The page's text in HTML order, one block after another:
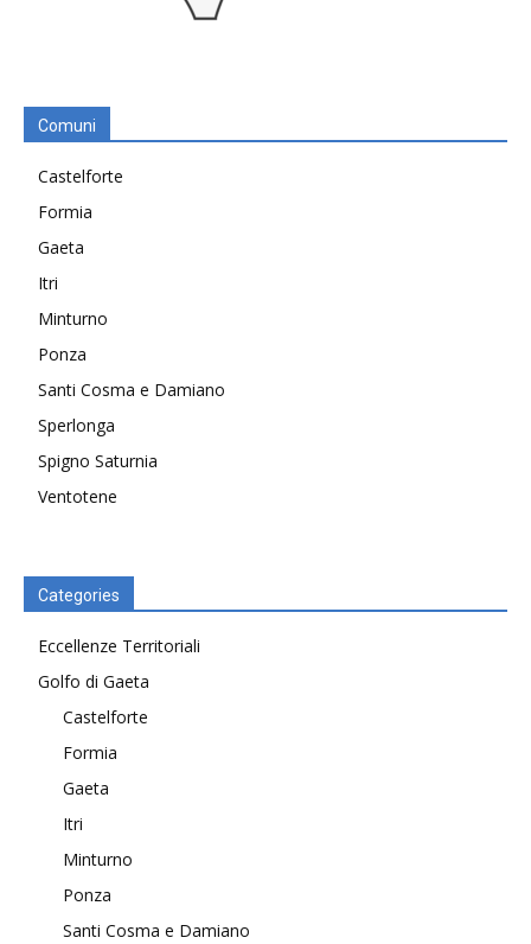
Comuni
Castelforte
Formia
Gaeta
Itri
Minturno
Ponza
Santi Cosma e Damiano
Sperlonga
Spigno Saturnia
Ventotene
Categories
Eccellenze Territoriali
Golfo di Gaeta
Castelforte
Formia
Gaeta
Itri
Minturno
Ponza
Santi Cosma e Damiano